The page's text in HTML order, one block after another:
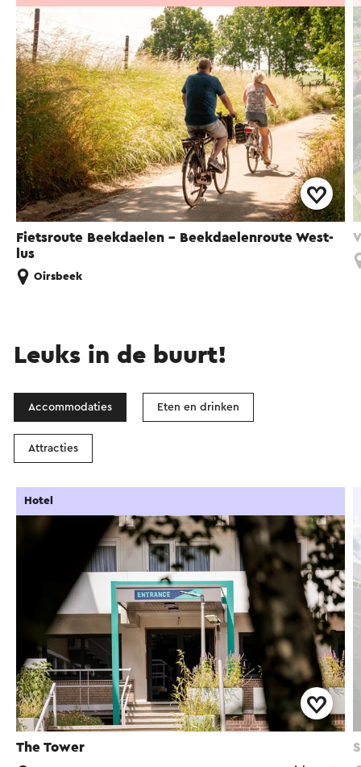
Fietsroute Beekdaelen - Beekdaelenroute West-
lus
Oirsbeek
Leuks in de buurt!
Accommodaties Eten en drinken
Attracties
The Tower
Hotel